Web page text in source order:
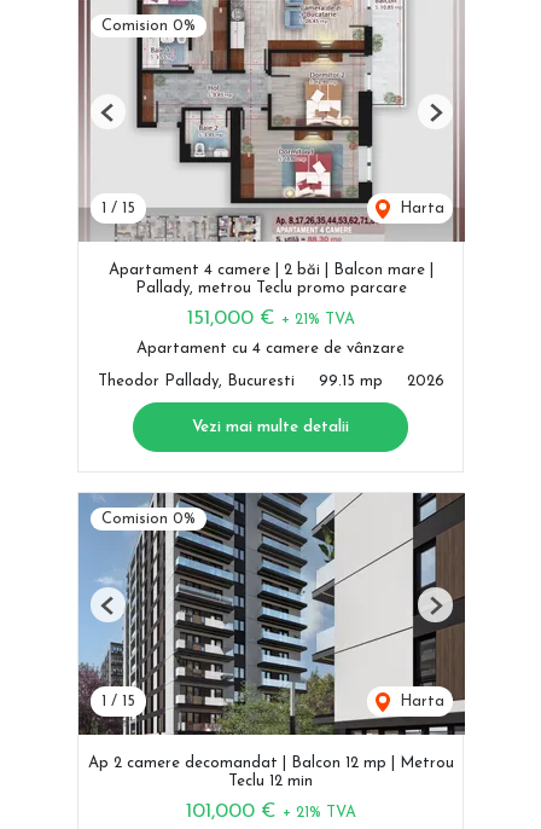
Comision 0%
/ 15 Harta
Previous Next
Apartament 4 camere | 2 băi | Balcon mare |
Pallady, metrou Teclu promo parcare
151,000 € + 21% TVA
Apartament cu 4 camere de vânzare
Theodor Pallady, Bucuresti 99.15 mp 2026
Vezi mai multe detalii
Comision 0%
/ 15 Harta
Previous Next
Ap 2 camere decomandat | Balcon 12 mp | Metrou
Teclu 12 min
101,000 € + 21% TVA